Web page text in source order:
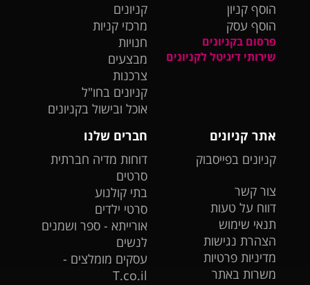
הוסף קניון
הוסף עסק
פרסום בקניונים
שירותי דיגיטל לקניונים
קניונים
מרכזי קניות
חנויות
מבצעים
צרכנות
קניונים בחו"ל
אוכל ובישול בקניונים
אתר קניונים
קניונים בפייסבוק
צור קשר
דווח על טעות
תנאי שימוש
הצהרת נגישות
מדיניות פרטיות
משרות באתר
חברים שלנו
דוחות מדיה חברתית
סרטים
בתי קולנוע
סרטי ילדים
אורייתא - ספר ושמנים
לנשים
עסקים מומלצים -
T.co.il